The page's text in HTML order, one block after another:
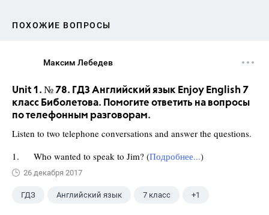
ПОХОЖИЕ ВОПРОСЫ
Максим Лебедев
Unit 1. № 78. ГДЗ Английский язык Enjoy English 7
класс Биболетова. Помогите ответить на вопросы
по телефонным разговорам.
Listen to two telephone conversations and answer the questions.
1. Who wanted to speak to Jim? (Подробнее...)
26 декабря 2017
ГДЗ Английский язык 7 класс +1